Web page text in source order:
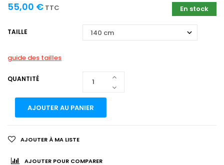
En stock
55,00 € TTC
TAILLE
guide des tailles
QUANTITÉ
AJOUTER AU PANIER
AJOUTER À MA LISTE
AJOUTER POUR COMPARER